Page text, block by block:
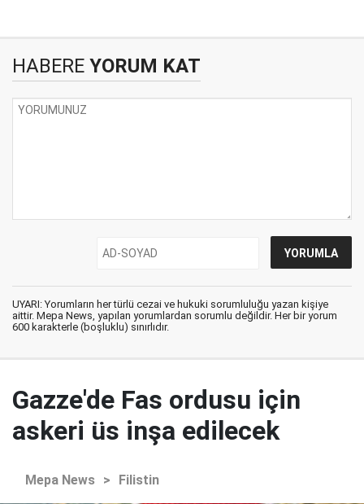
HABERE YORUM KAT
UYARI: Yorumların her türlü cezai ve hukuki sorumluluğu yazan kişiye
aittir. Mepa News, yapılan yorumlardan sorumlu değildir. Her bir yorum
600 karakterle (boşluklu) sınırlıdır.
Gazze'de Fas ordusu için
askeri üs inşa edilecek
Mepa News > Filistin